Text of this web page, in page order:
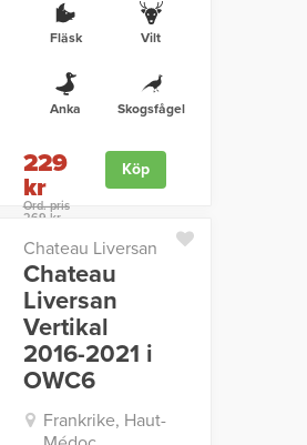
Fläsk Vilt
Anka Skogsfågel
229
kr
Ord. pris
269 kr
Köp
Chateau Liversan
Chateau
Liversan
Vertikal
2016-2021 i
OWC6
Frankrike, Haut-